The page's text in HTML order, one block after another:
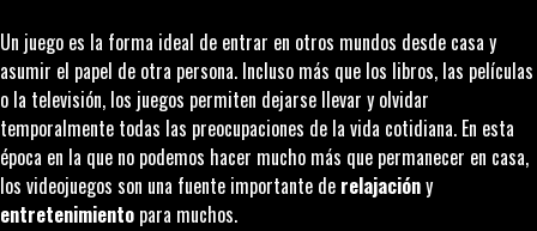
Un juego es la forma ideal de entrar en otros mundos desde casa y
asumir el papel de otra persona. Incluso más que los libros, las películas
o la televisión, los juegos permiten dejarse llevar y olvidar
temporalmente todas las preocupaciones de la vida cotidiana. En esta
época en la que no podemos hacer mucho más que permanecer en casa,
los videojuegos son una fuente importante de relajacióny
entretenimiento para muchos.